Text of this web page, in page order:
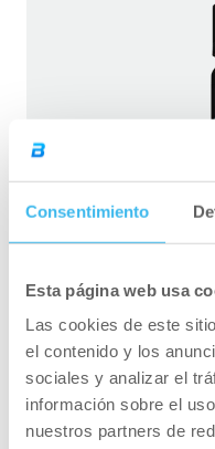
Consentimiento
Esta página web usa
Las cookies de este
el contenido y los
sociales y analizar el
información sobre el
nuestros partners de